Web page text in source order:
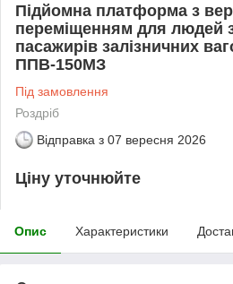
Підйомна платформа з
переміщенням для людей з
пасажирів залізничних
ППВ-150МЗ
Під замовлення
Роздріб
Відправка з 07 вересня 2026
Ціну уточнюйте
Опис Характеристики